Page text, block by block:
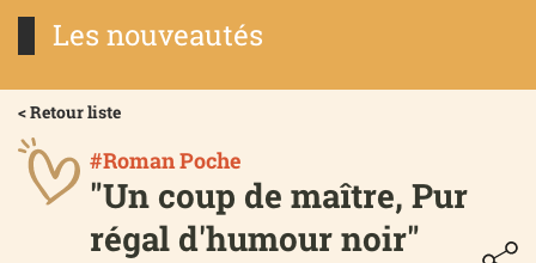
Les nouveautés
< Retour liste
#Roman Poche
"Un coup de maître, Pur
régal d'humour noir"